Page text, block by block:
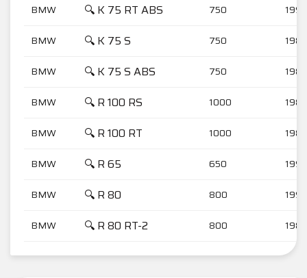
BMW 🔍 K 75 RT ABS 750
BMW 🔍 K 75 S 750
BMW 🔍 K 75 S ABS 750
BMW 🔍 R 100 RS 1000
BMW 🔍 R 100 RT 1000
BMW 🔍 R 65 650
BMW 🔍 R 80 800
BMW 🔍 R 80 RT-2 800